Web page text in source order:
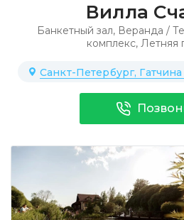
Вилла
Банкетный зал,Веранда /
комплекс,Летняя
Санкт-Петербург,